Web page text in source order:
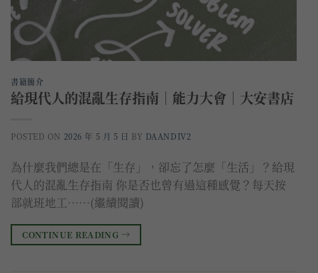
書籍簡介
給現代人的混亂生存指南｜能力大會｜大安書店
POSTED ON 2026 年 5 月 5 日 BY DAANDIV2
為什麼我們總是在「生存」，卻忘了怎麼「生活」？給現
代人的混亂生存指南 你是否也曾有過這種感覺？每天按
部就班地工……(繼續閱讀)
CONTINUE READING →